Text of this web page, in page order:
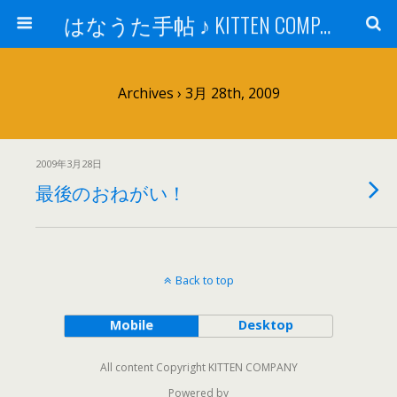
はなうた手帖 ♪ KITTEN COMPANY
Archives › 3月 28th, 2009
2009年3月28日
最後のおねがい！
Back to top
Mobile Desktop
All content Copyright KITTEN COMPANY
Powered by